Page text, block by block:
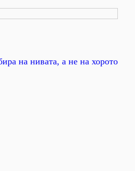
на нивата, а не на хорото